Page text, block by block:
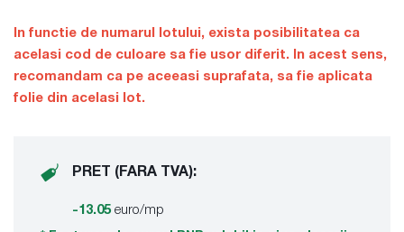
In functie de numarul lotului, exista posibilitatea ca
acelasi cod de culoare sa fie usor diferit. In acest sens,
recomandam ca pe aceeasi suprafata, sa fie aplicata
folie din acelasi lot.
PRET (FARA TVA):
-13.05 euro/mp